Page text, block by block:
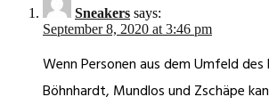
Sneakers says:
September 8, 2020 at 3:46 pm
Wenn Personen aus dem Umfeld des
Böhnhardt, Mundlos und Zschäpe